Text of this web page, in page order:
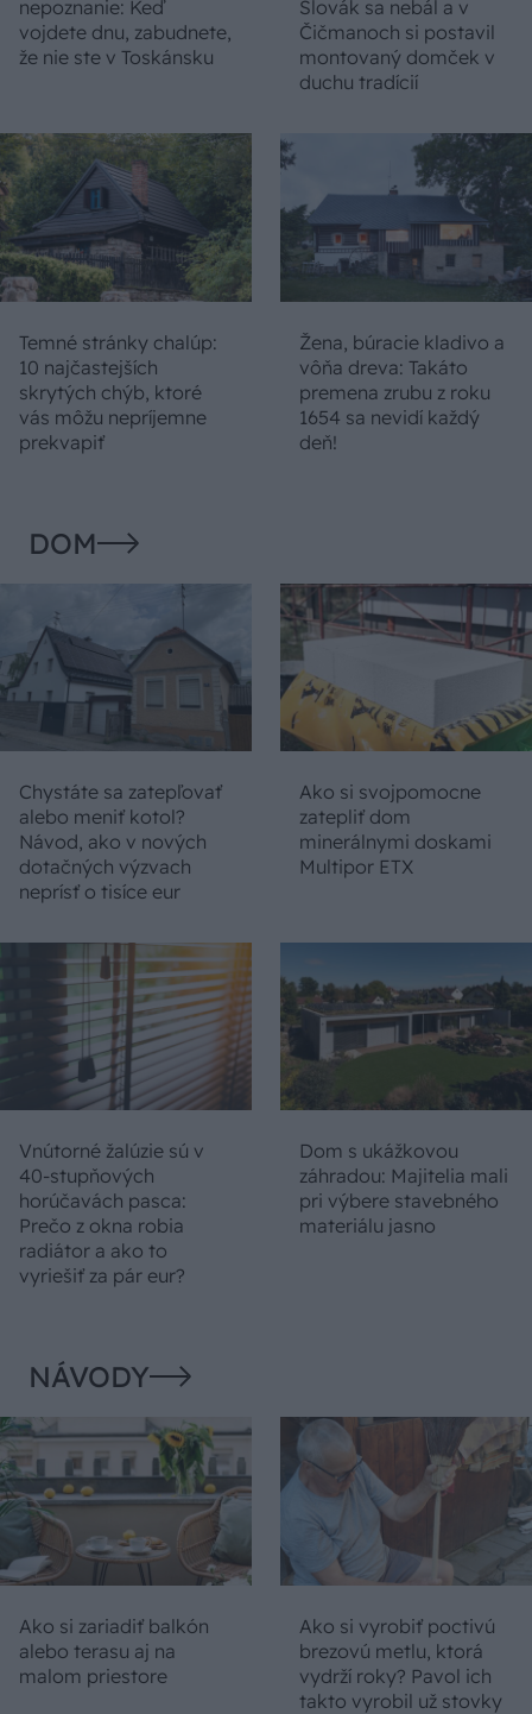
nepoznanie: Keď
vojdete dnu, zabudnete,
že nie ste v Toskánsku
Slovák sa nebál a v
Čičmanoch si postavil
montovaný domček v
duchu tradícií
Temné stránky chalúp:
10 najčastejších
skrytých chýb, ktoré
vás môžu nepríjemne
prekvapiť
Žena, búracie kladivo a
vôňa dreva: Takáto
premena zrubu z roku
1654 sa nevidí každý
deň!
DOM
Chystáte sa zatepľovať
alebo meniť kotol?
Návod, ako v nových
dotačných výzvach
neprísť o tisíce eur
Ako si svojpomocne
zatepliť dom
minerálnymi doskami
Multipor ETX
Vnútorné žalúzie sú v
40-stupňových
horúčavách pasca:
Prečo z okna robia
radiátor a ako to
vyriešiť za pár eur?
Dom s ukážkovou
záhradou: Majitelia mali
pri výbere stavebného
materiálu jasno
NÁVODY
Ako si zariadiť balkón
alebo terasu aj na
malom priestore
Ako si vyrobiť poctivú
brezovú metlu, ktorá
vydrží roky? Pavol ich
takto vyrobil už stovky